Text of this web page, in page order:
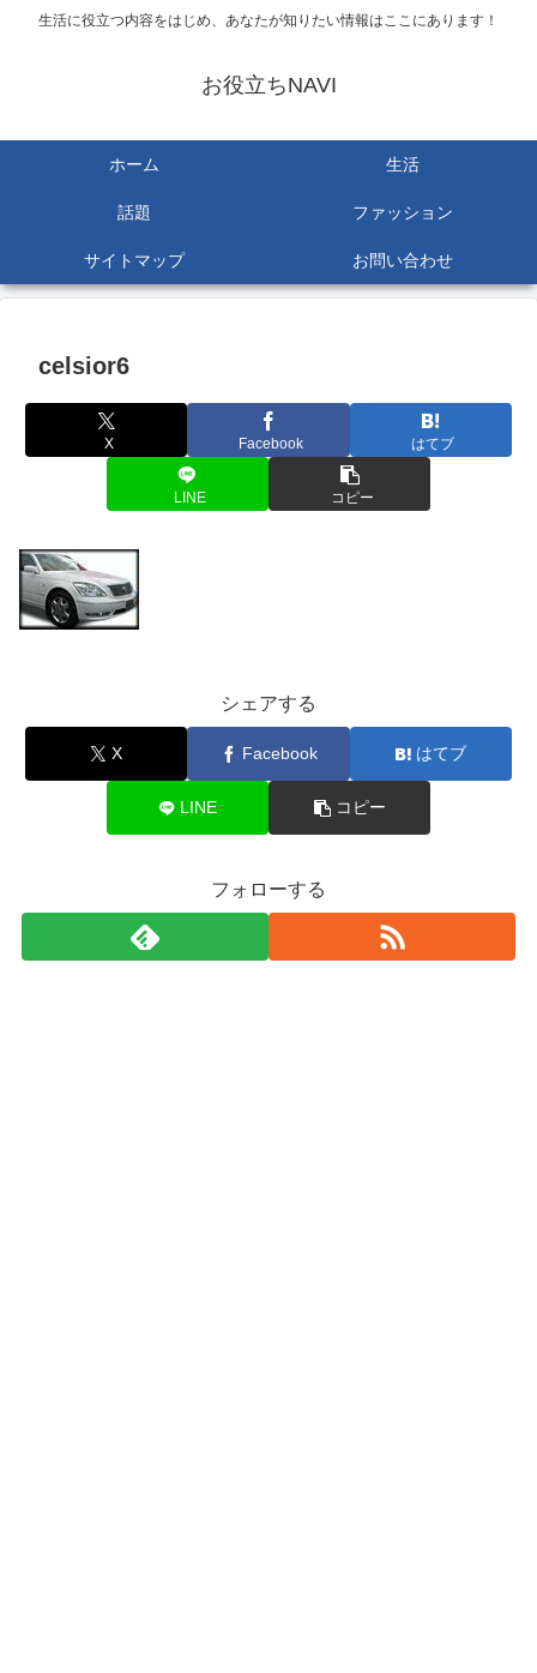
生活に役立つ内容をはじめ、あなたが知りたい情報はここにあります！
お役立ちNAVI
ホーム 生活
話題 ファッション
サイトマップ お問い合わせ
celsior6
X Facebook はてブ
LINE コピー
シェアする
X Facebook はてブ
LINE コピー
フォローする